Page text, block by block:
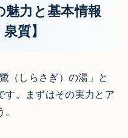
魅力と基本情報
質】
（しらさぎ）の湯」と
す。まずはその実力とア